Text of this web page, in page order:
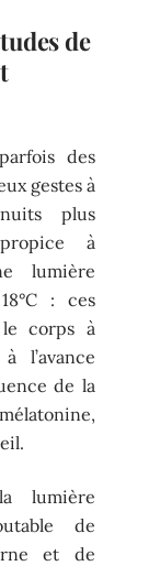
de
des
gestes à
plus
à
lumière
: ces
le corps à
l’avance
de la
lumière
de
et de